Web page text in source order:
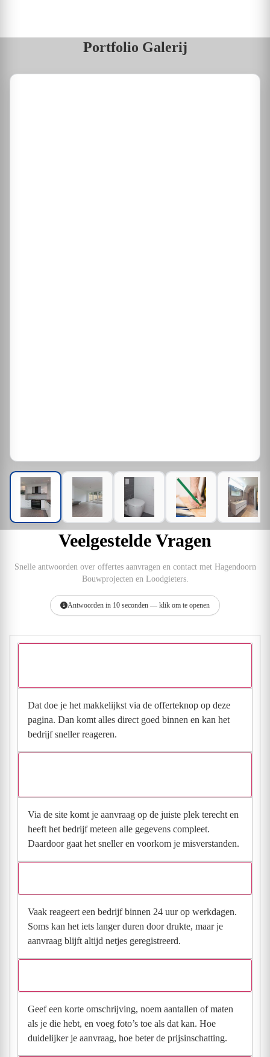
Portfolio Galerij
Veelgestelde Vragen
Snelle antwoorden over offertes aanvragen en contact met Hagendoorn
Bouwprojecten en Loodgieters.
Antwoorden in 10 seconden — klik om te openen
Dat doe je het makkelijkst via de offerteknop op deze
pagina. Dan komt alles direct goed binnen en kan het
bedrijf sneller reageren.
Via de site komt je aanvraag op de juiste plek terecht en
heeft het bedrijf meteen alle gegevens compleet.
Daardoor gaat het sneller en voorkom je misverstanden.
Vaak reageert een bedrijf binnen 24 uur op werkdagen.
Soms kan het iets langer duren door drukte, maar je
aanvraag blijft altijd netjes geregistreerd.
Geef een korte omschrijving, noem aantallen of maten
als je die hebt, en voeg foto’s toe als dat kan. Hoe
duidelijker je aanvraag, hoe beter de prijsinschatting.